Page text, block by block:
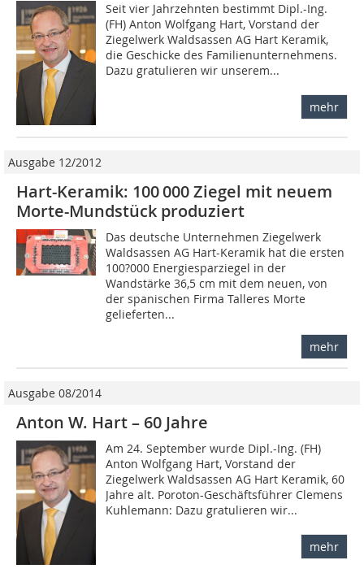
Seit vier Jahrzehnten bestimmt Dipl.-Ing.
(FH) Anton Wolfgang Hart, Vorstand der
Ziegelwerk Waldsassen AG Hart Keramik,
die Geschicke des Familienunternehmens.
Dazu gratulieren wir unserem...
mehr
Ausgabe 12/2012
Hart-Keramik: 100 000 Ziegel mit neuem
Morte-Mundstück produziert
Das deutsche Unternehmen Ziegelwerk
Waldsassen AG Hart-Keramik hat die ersten
100?000 Energiesparziegel in der
Wandstärke 36,5 cm mit dem neuen, von
der spanischen Firma Talleres Morte
gelieferten...
mehr
Ausgabe 08/2014
Anton W. Hart – 60 Jahre
Am 24. September wurde Dipl.-Ing. (FH)
Anton Wolfgang Hart, Vorstand der
Ziegelwerk Waldsassen AG Hart Keramik, 60
Jahre alt. Poroton-Geschäftsführer Clemens
Kuhlemann: Dazu gratulieren wir...
mehr